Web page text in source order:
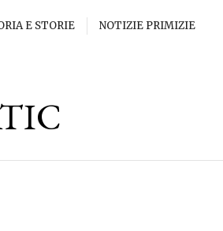
E STORIE NOTIZIE PRIMIZIE